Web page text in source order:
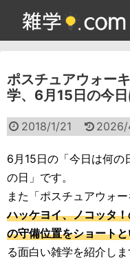
ポスチュアウォー
学、6月15日の今日
2018/1/21
6月15日の「今日は何の
の日」です。
また「ポスチュアウォ
ハッケヨイ、ノコッタ
の守備位置をショート
る面白い雑学を紹介しま
雑学クイズ問題集
面白い雑学
ためになる雑学
スポーツ雑学
食べ物雑学
動物雑学